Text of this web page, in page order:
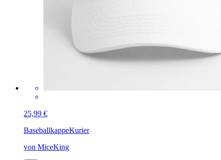
25,99 €
BaseballkappeKurier
von MiceKing